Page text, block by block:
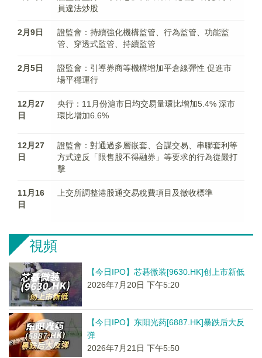
員違法炒股
2月9日
證監會：持續強化機構監管、行為監管、功能監
管、穿透式監管、持續監管
2月5日
證監會：引導券商等機構增加平倉線彈性 促進市
場平穩運行
12月27
日
央行：11月份滬市日均交易量環比增加5.4% 深市
環比增加6.6%
12月27
日
證監會：對通過多層嵌套、合謀交易、串聯套利等
方式違反「限售股不得融券」等要求的行為從嚴打
擊
11月16
日
上交所調整港股通交易稅費項目及徵收標準
視頻
【今日IPO】芯碁微装[9630.HK]创上市新低
2026年7月20日 下午5:20
【今日IPO】东阳光药[6887.HK]暴跌后大反
弹
2026年7月21日 下午5:50